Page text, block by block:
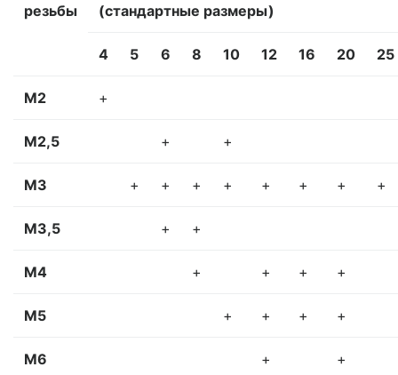
резьбы
(стандартные размеры)
4 5 6 8 10 12 16 20 25
М2 +
М2,5 + +
М3 + + + + + + + +
М3,5 + +
М4 + + + +
М5 + + + +
М6 + +